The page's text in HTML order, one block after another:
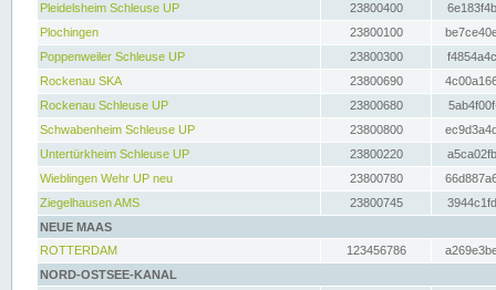
Pleidelsheim Schleuse UP
23800400
Plochingen
23800100
Poppenweiler Schleuse UP
23800300
Rockenau SKA
23800690
Rockenau Schleuse UP
23800680
Schwabenheim Schleuse UP
23800800
Untertürkheim Schleuse UP
23800220
Wieblingen Wehr UP neu
23800780
Ziegelhausen AMS
23800745
NEUE MAAS
ROTTERDAM
123456786
NORD-OSTSEE-KANAL